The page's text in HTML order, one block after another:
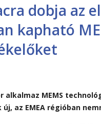
dobja az
kapható
alkalmaz MEMS
az EMEA régióban